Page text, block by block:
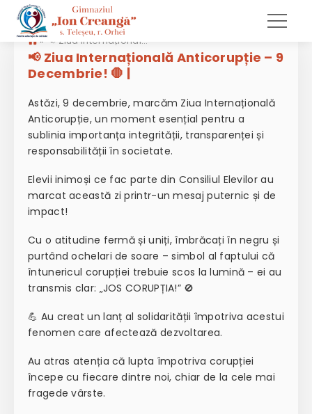
» 📢 Ziua Internațională Anticorupție – 9 Decembrie! 🛑 |
📢 Ziua Internațională Anticorupție – 9
Decembrie! 🛑 |
Astăzi, 9 decembrie, marcăm Ziua Internațională
Anticorupție, un moment esențial pentru a
sublinia importanța integrității, transparenței și
responsabilității în societate.
Elevii inimoși ce fac parte din Consiliul Elevilor au
marcat această zi printr-un mesaj puternic și de
impact!
Cu o atitudine fermă și uniți, îmbrăcați în negru și
purtând ochelari de soare – simbol al faptului că
întunericul corupției trebuie scos la lumină – ei au
transmis clar: „JOS CORUPȚIA!” 🚫
💪 Au creat un lanț al solidarității împotriva acestui
fenomen care afectează dezvoltarea.
Au atras atenția că lupta împotriva corupției
începe cu fiecare dintre noi, chiar de la cele mai
fragede vârste.